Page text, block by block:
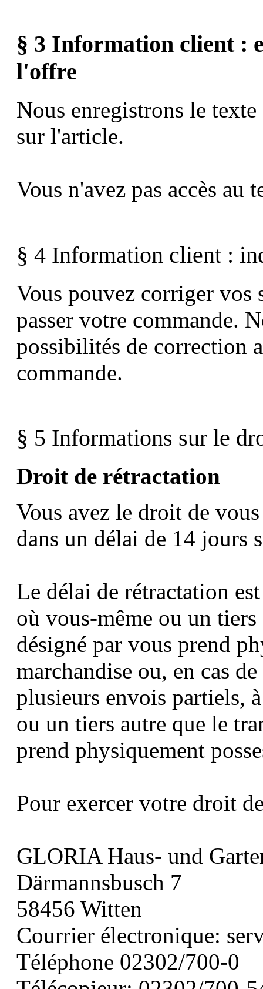
§ 3 Information client :
l'offre
Nous enregistrons le
sur l'article.
Vous n'avez pas accès
§ 4 Information client :
Vous pouvez corriger vos
passer votre commande.
possibilités de correction
commande.
§ 5 Informations sur le
Droit de rétractation
Vous avez le droit de
dans un délai de 14 jours
Le délai de rétractation
où vous-même ou un
désigné par vous prend
marchandise ou, en cas
plusieurs envois partiels,
ou un tiers autre que le
prend physiquement
Pour exercer votre droit
GLORIA Haus- und
Därmannsbusch 7
58456 Witten
Courrier électronique:
Téléphone 02302/700-0